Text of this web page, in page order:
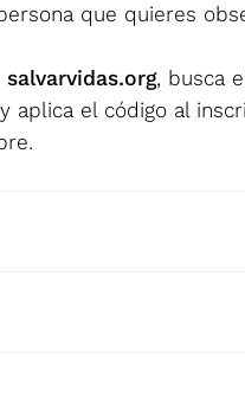
que quieres
, busca
aplica el código al